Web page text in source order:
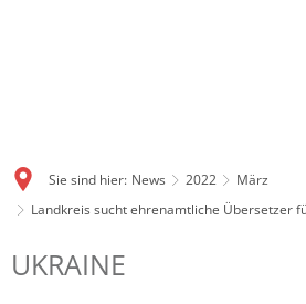
Sie sind hier: News 2022
März
Landkreis sucht ehrenamtliche Übersetzer
UKRAINE